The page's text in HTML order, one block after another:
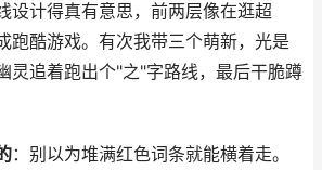
设计得真有意思，前两层像在逛超
跑酷游戏。有次我带三个萌新，光是
灵追着跑出个"之"字路线，最后干脆蹲
：别以为堆满红色词条就能横着走。